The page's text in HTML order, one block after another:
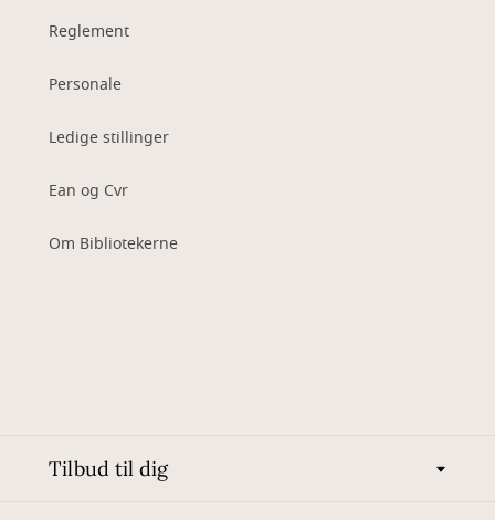
Reglement
Personale
Ledige stillinger
Ean og Cvr
Om Bibliotekerne
Tilbud til dig